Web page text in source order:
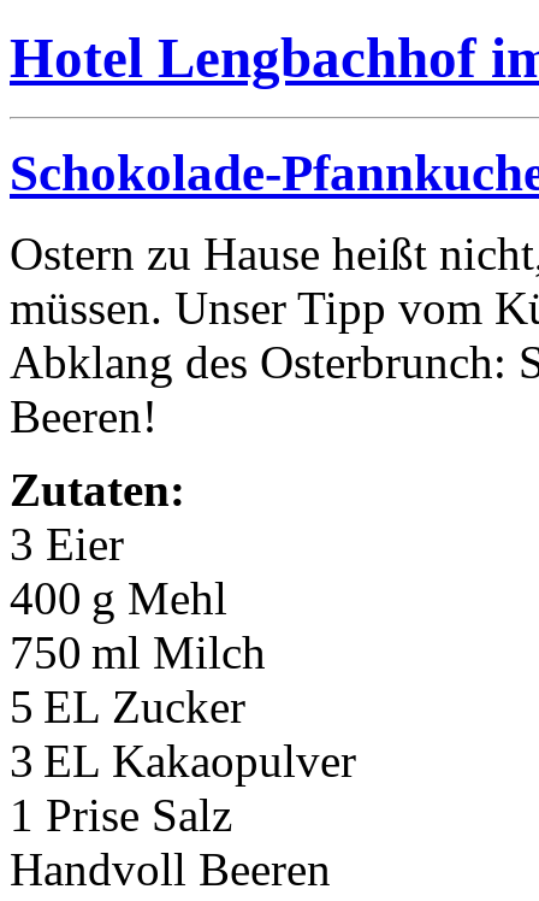
Hotel Lengbachhof
Schokolade-
Ostern zu Hause heißt
müssen. Unser Tipp vom
Abklang des Osterbrunch:
Beeren!
Zutaten:
3 Eier
400 g Mehl
750 ml Milch
5 EL Zucker
3 EL Kakaopulver
1 Prise Salz
Handvoll Beeren